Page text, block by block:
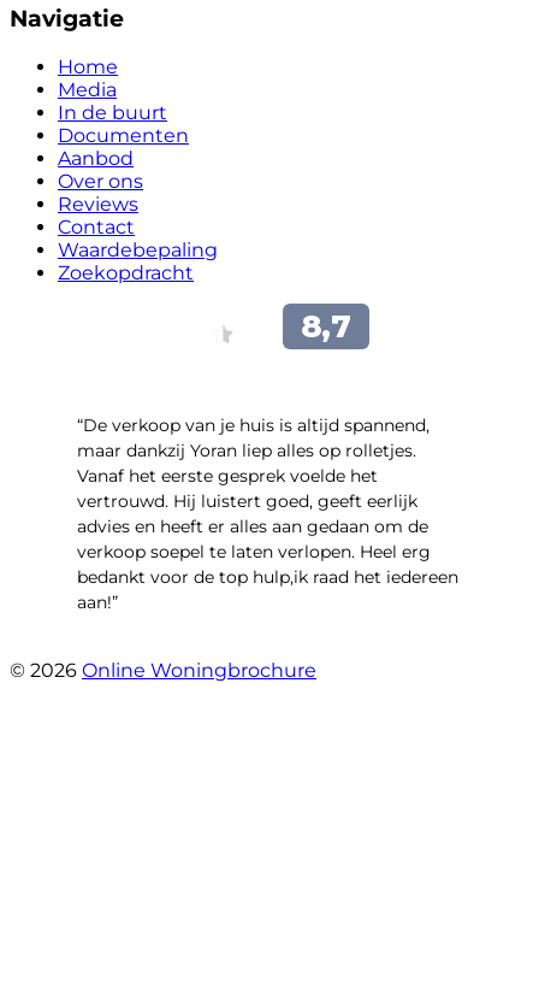
Navigatie
Home
Media
In de buurt
Documenten
Aanbod
Over ons
Reviews
Contact
Waardebepaling
Zoekopdracht
“​De verkoop van je huis is altijd spannend,
maar dankzij Yoran liep alles op rolletjes.
Vanaf het eerste gesprek voelde het
vertrouwd. Hij luistert goed, geeft eerlijk
advies en heeft er alles aan gedaan om de
verkoop soepel te laten verlopen. Heel erg
bedankt voor de top hulp,ik raad het iedereen
aan!”
© 2026 Online Woningbrochure